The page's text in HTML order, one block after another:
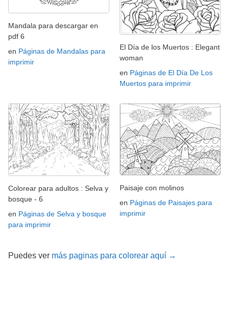
Mandala para descargar en
pdf 6
en Páginas de Mandalas para
imprimir
El Día de los Muertos : Elegant
woman
en Páginas de El Día De Los
Muertos para imprimir
Colorear para adultos : Selva y
bosque - 6
en Páginas de Selva y bosque
para imprimir
Paisaje con molinos
en Páginas de Paisajes para
imprimir
Puedes ver más paginas para colorear aquí →